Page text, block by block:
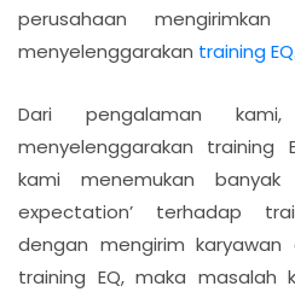
perusahaan mengirimkan
menyelenggarakan training EQ.
Dari pengalaman
menyelenggarakan training
kami menemukan
expectation’ terhadap
dengan mengirim karyawan
training EQ, maka masalah